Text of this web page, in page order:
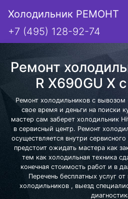
Холодильник РЕМОНТ
+7 (495) 128-92-74
Ремонт
R X690GU X
Ремонт холодильников с вывозом
свое время и деньги на поиски
мастер сам заберет холодильник
в сервисный центр. Ремонт
осуществляется внутри
предстоит ожидать мастера как
тем как холодильная техника
конечная стоимость работ и в
Перечень бесплатных услуг
холодильников , выезд